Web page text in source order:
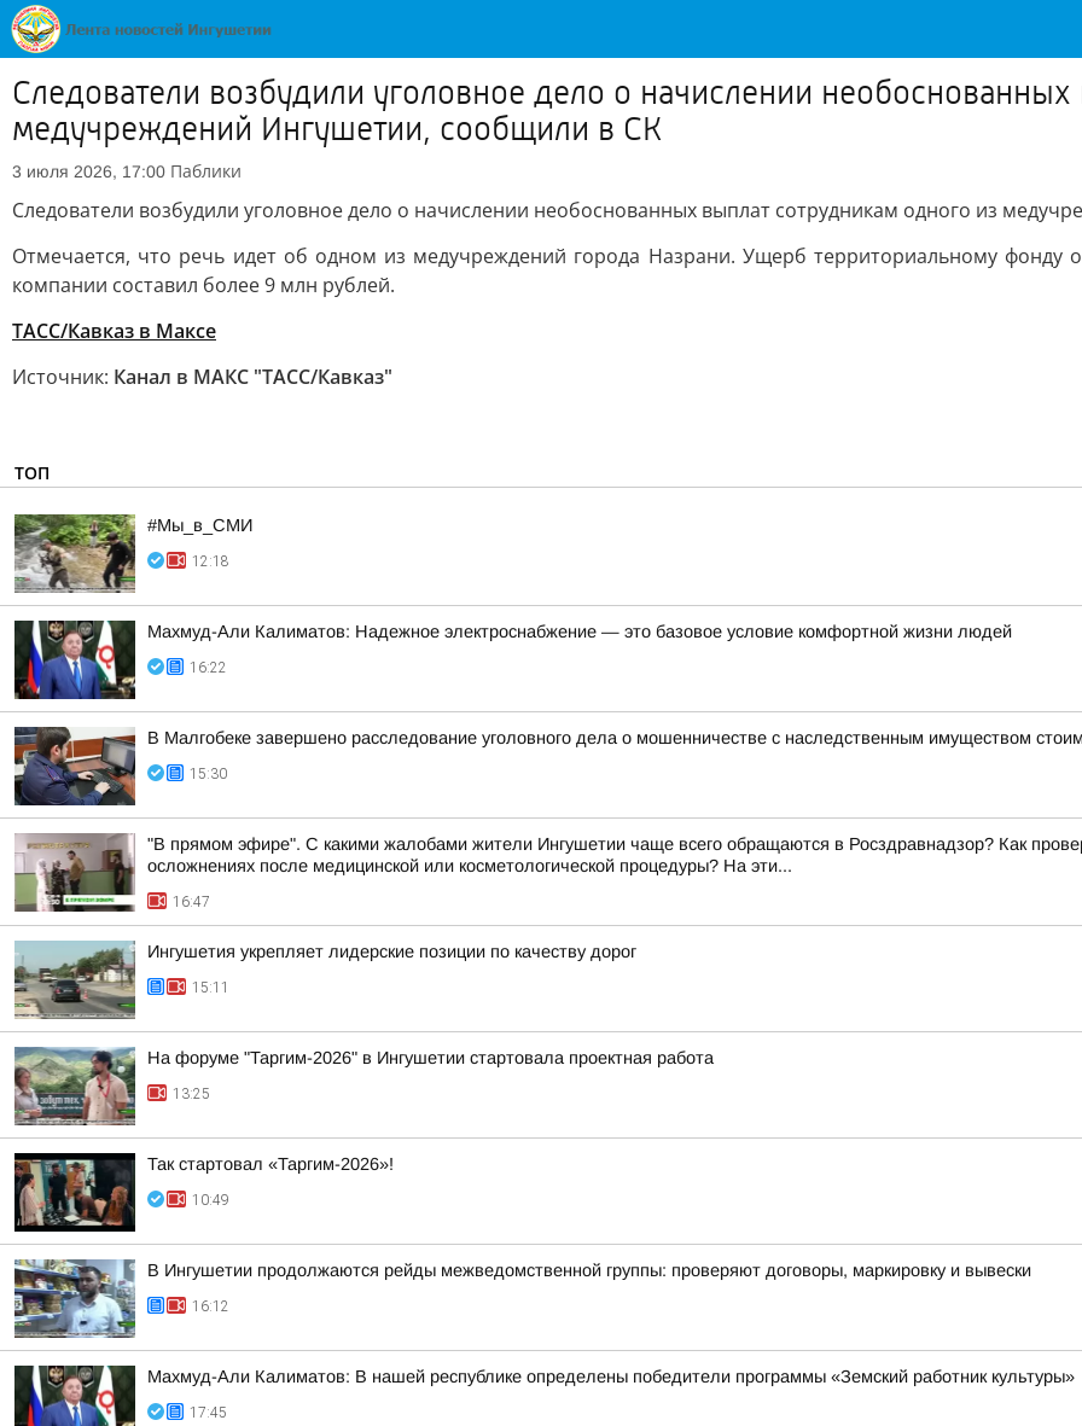
Следователи возбудили уголовное дело о начислении
медучреждений Ингушетии, сообщили в СК
3 июля 2026, 17:00 Паблики
Следователи возбудили уголовное дело о начислении необоснованных выплат сотрудникам одного из
Отмечается, что речь идет об одном из медучреждений города Назрани. Ущерб территориальному фонду
компании составил более 9 млн рублей.
ТАСС/Кавказ в Максе
Источник: Канал в МАКС "ТАСС/Кавказ"
ТОП
#Мы_в_СМИ
12:18
Махмуд-Али Калиматов: Надежное электроснабжение — это базовое условие комфортной жизни людей
16:22
В Малгобеке завершено расследование уголовного дела о мошенничестве с наследственным имуществом
15:30
"В прямом эфире". С какими жалобами жители Ингушетии чаще всего обращаются в Росздравнадзор? Как
осложнениях после медицинской или косметологической процедуры? На эти...
16:47
Ингушетия укрепляет лидерские позиции по качеству дорог
15:11
На форуме "Таргим-2026" в Ингушетии стартовала проектная работа
13:25
Так стартовал «Таргим-2026»!
10:49
В Ингушетии продолжаются рейды межведомственной группы: проверяют договоры, маркировку и вывески
16:12
Махмуд-Али Калиматов: В нашей республике определены победители программы «Земский работник культуры»
17:45